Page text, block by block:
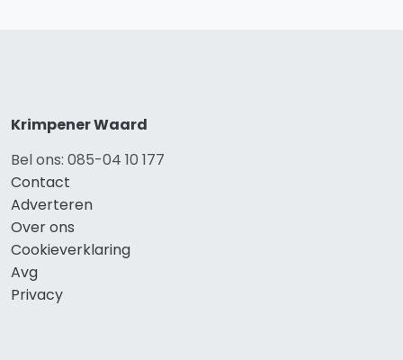
Krimpener Waard
Bel ons: 085-04 10 177
Contact
Adverteren
Over ons
Cookieverklaring
Avg
Privacy